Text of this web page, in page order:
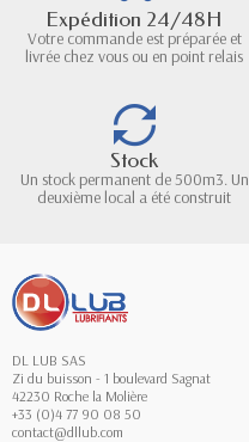
Expédition 24/48H
Votre commande est préparée et
livrée chez vous ou en point relais
Stock
Un stock permanent de 500m3. Un
deuxième local a été construit
DL LUB SAS
Zi du buisson - 1 boulevard Sagnat
42230 Roche la Molière
+33 (0)4 77 90 08 50
contact@dllub.com